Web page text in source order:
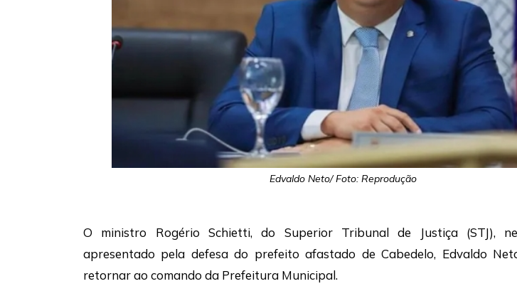
Edvaldo Neto/ Foto: Reprodução
O ministro Rogério Schietti, do Superior Tribunal de Justiça(STJ),
apresentado pela defesa do prefeito afastado deCabedelo, Edvaldo
retornar ao comando da Prefeitura Municipal.